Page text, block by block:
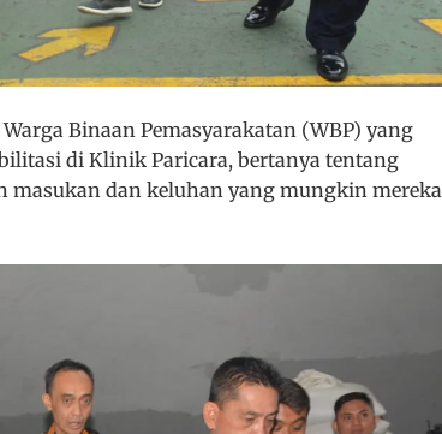
Binaan Pemasyarakatan (WBP) yang
di Klinik Paricara, bertanya tentang
dan keluhan yang mungkin mereka